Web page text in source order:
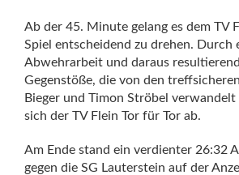
Ab der 45. Minute gelang es dem TV
Spiel entscheidend zu drehen. Durch
Abwehrarbeit und daraus
Gegenstöße, die von den
Bieger und Timon Ströbel
sich der TV Flein Tor für Tor ab.
Am Ende stand ein verdienter 26:32
gegen die SG Lauterstein auf der